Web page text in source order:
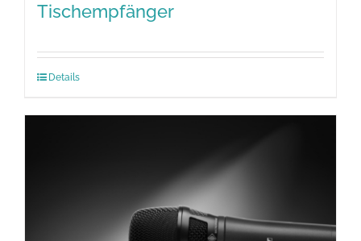
Tischempfänger
Details